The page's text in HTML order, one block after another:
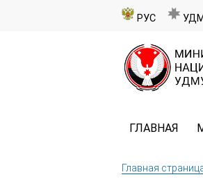
РУС УДМ
ГЛАВНАЯ
Главная